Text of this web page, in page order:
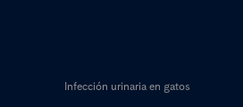
Infección urinaria en gatos